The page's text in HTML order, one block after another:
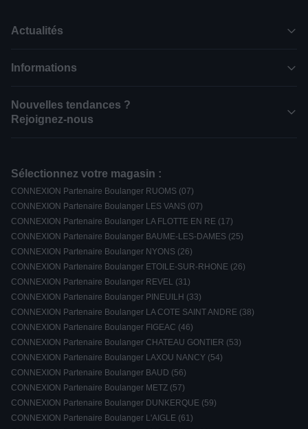
Actualités
Informations
Nouvelles tendances ?
Rejoignez-nous
Sélectionnez votre magasin :
CONNEXION Partenaire Boulanger RUOMS (07)
CONNEXION Partenaire Boulanger LES VANS (07)
CONNEXION Partenaire Boulanger LA FLOTTE EN RE (17)
CONNEXION Partenaire Boulanger BAUME-LES-DAMES (25)
CONNEXION Partenaire Boulanger NYONS (26)
CONNEXION Partenaire Boulanger ETOILE-SUR-RHONE (26)
CONNEXION Partenaire Boulanger REVEL (31)
CONNEXION Partenaire Boulanger PINEUILH (33)
CONNEXION Partenaire Boulanger LA COTE SAINT ANDRE (38)
CONNEXION Partenaire Boulanger FIGEAC (46)
CONNEXION Partenaire Boulanger CHATEAU GONTIER (53)
CONNEXION Partenaire Boulanger LAXOU NANCY (54)
CONNEXION Partenaire Boulanger BAUD (56)
CONNEXION Partenaire Boulanger METZ (57)
CONNEXION Partenaire Boulanger DUNKERQUE (59)
CONNEXION Partenaire Boulanger L'AIGLE (61)